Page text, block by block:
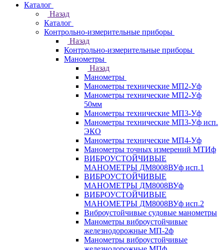
Каталог
Назад
Каталог
Контрольно-измерительные приборы
Назад
Контрольно-измерительные приборы
Манометры
Назад
Манометры
Манометры технические МП2-Уф
Манометры технические МП2-Уф
50мм
Манометры технические МП3-Уф
Манометры технические МП3-Уф исп.
ЭКО
Манометры технические МП4-Уф
Манометры точных измерений МТИф
ВИБРОУСТОЙЧИВЫЕ
МАНОМЕТРЫ ДМ8008ВУф исп.1
ВИБРОУСТОЙЧИВЫЕ
МАНОМЕТРЫ ДМ8008ВУф
ВИБРОУСТОЙЧИВЫЕ
МАНОМЕТРЫ ДМ8008ВУф исп.2
Виброустойчивые судовые манометры
Манометры виброустойчивые
железнодорожные МП-2ф
Манометры виброустойчивые